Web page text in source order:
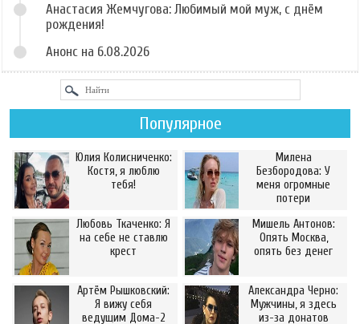
Анастасия Жемчугова: Любимый мой муж, с днём
рождения!
Анонс на 6.08.2026
Популярное
Юлия Колисниченко:
Костя, я люблю
тебя!
Милена
Безбородова: У
меня огромные
потери
Любовь Ткаченко: Я
на себе не ставлю
крест
Мишель Антонов:
Опять Москва,
опять без денег
Артём Рышковский:
Я вижу себя
ведущим Дома-2
Александра Черно:
Мужчины, я здесь
из-за донатов